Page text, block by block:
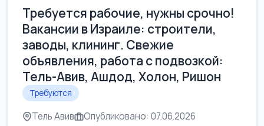
Требуется рабочие, нужны срочно!
Вакансии в Израиле: строители,
заводы, клининг. Свежие
объявления, работа с подвозкой:
Тель-Авив, Ашдод, Холон, Ришон
Требуются
Тель Авив Опубликовано: 07.06.2026